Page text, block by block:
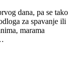
dana, pa se tako
za spavanje ili
marama